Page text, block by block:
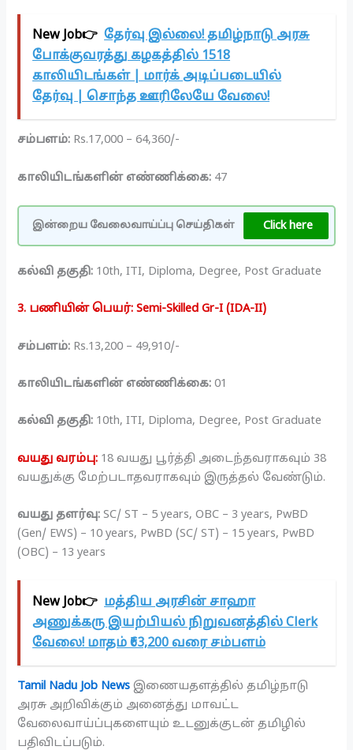
New Job👉 தேர்வு இல்லை! தமிழ்நாடு அரசு
போக்குவரத்து கழகத்தில் 1518
காலியிடங்கள் | மார்க் அடிப்படையில்
தேர்வு | சொந்த ஊரிலேயே வேலை!
சம்பளம்: Rs.17,000 – 64,360/-
காலியிடங்களின் எண்ணிக்கை: 47
இன்றைய வேலைவாய்ப்பு செய்திகள் Click here
கல்வி தகுதி: 10th, ITI, Diploma, Degree, Post Graduate
3. பணியின் பெயர்: Semi-Skilled Gr-I (IDA-II)
சம்பளம்: Rs.13,200 – 49,910/-
காலியிடங்களின் எண்ணிக்கை: 01
கல்வி தகுதி: 10th, ITI, Diploma, Degree, Post Graduate
வயது வரம்பு: 18 வயது பூர்த்தி அடைந்தவராகவும் 38
வயதுக்கு மேற்படாதவராகவும் இருத்தல் வேண்டும்.
வயது தளர்வு:SC/ ST – 5 years, OBC – 3 years, PwBD
(Gen/ EWS) – 10 years, PwBD (SC/ ST) – 15 years, PwBD
(OBC) – 13 years
New Job👉 மத்திய அரசின் சாஹா
அணுக்கரு இயற்பியல் நிறுவனத்தில் Clerk
வேலை! மாதம் ₹63,200 வரை சம்பளம்
Tamil Nadu Job News இணையதளத்தில் தமிழ்நாடு
அரசு அறிவிக்கும் அனைத்து மாவட்ட
வேலைவாய்ப்புகளையும் உடனுக்குடன் தமிழில்
பதிவிடப்படும்.